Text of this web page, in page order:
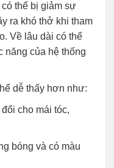
thể bị giảm sự
ra khó thở khi tham
Về lâu dài có thể
năng của hệ thống
dễ thấy hơn như:
cho mái tóc,
bóng và có màu